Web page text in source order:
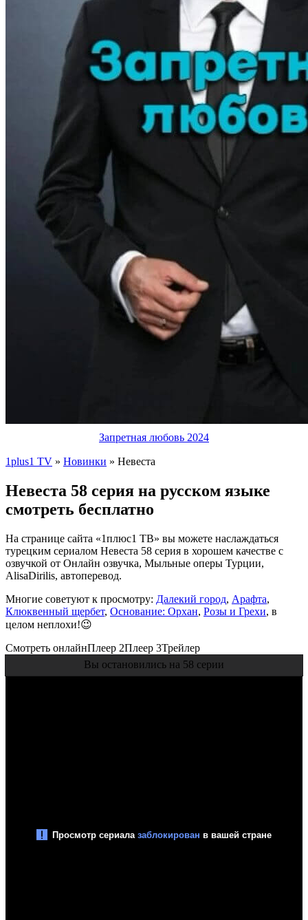
Запретная любовь 2024
1plus1 TV » Новинки » Невеста
Невеста 58 серия на русском языке
смотреть бесплатно
На странице сайта «1плюс1 ТВ» вы можете наслаждаться
турецким сериалом Невеста 58 серия в хорошем качестве с
озвучкой от Онлайн озвучка, Мыльные оперы Турции,
AlisaDirilis, автоперевод.
Многие советуют к просмотру: Далекий город, Арафта,
Клюквенный щербет, Основание: Орхан, Розы и Грехи, в
целом неплохи!😉
Смотреть онлайнПлеер 2Плеер 3Трейлер
Вы остановились на 58 серии